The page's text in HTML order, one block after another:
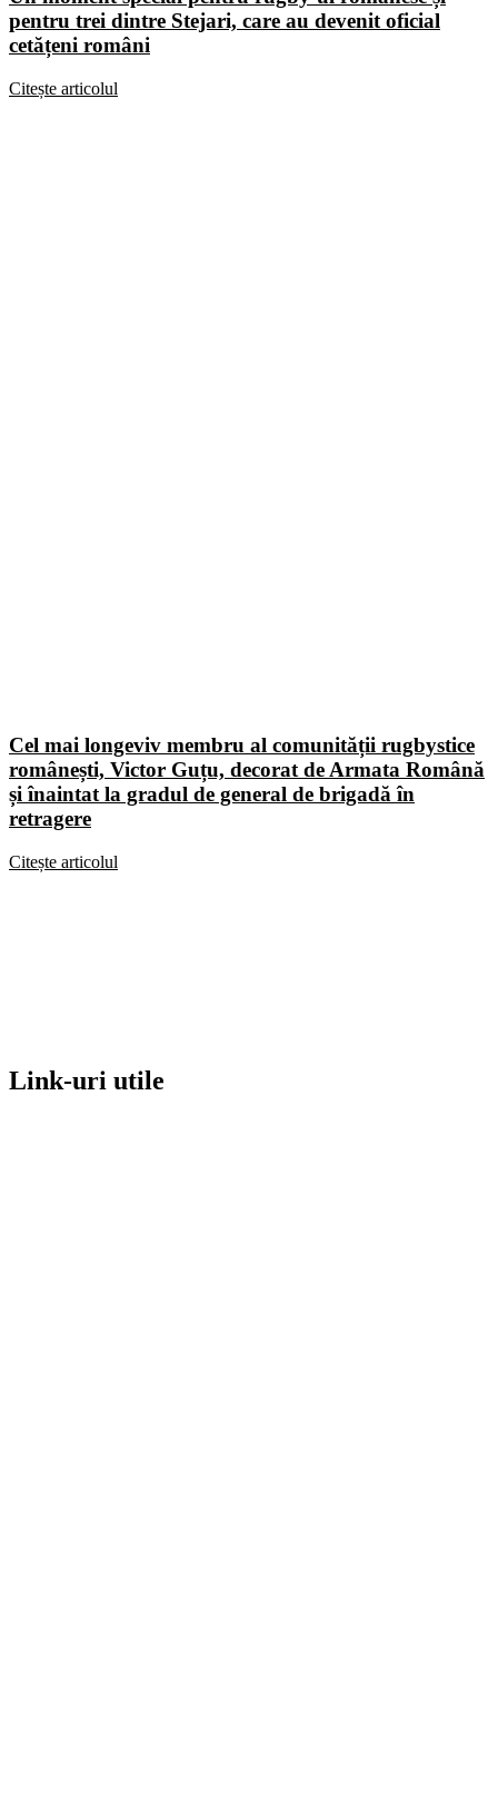
pentru trei dintre Stejari, care au devenit oficial
cetățeni români
Citește articolul
Cel mai longeviv membru al comunității rugbystice
românești, Victor Guțu, decorat de Armata Română
și înaintat la gradul de general de brigadă în
retragere
Citește articolul
Link-uri utile